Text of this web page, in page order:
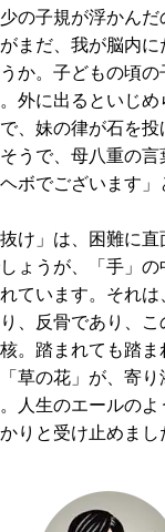
の子規が浮かんだ
がまだ、我が脳内
か。子どもの頃の
外に出るといじめ
、妹の律が石を投
うで、母八重の言
ボでございます
け」は、困難に直
ょうが、「手」の
ています。それは
、反骨であり、
。踏まれても踏
草の花」が、寄り
人生のエールの
りと受け止めまし